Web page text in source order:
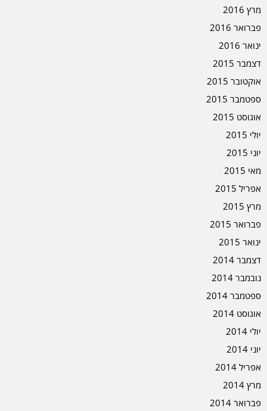
מרץ 2016
פברואר 2016
ינואר 2016
דצמבר 2015
אוקטובר 2015
ספטמבר 2015
אוגוסט 2015
יולי 2015
יוני 2015
מאי 2015
אפריל 2015
מרץ 2015
פברואר 2015
ינואר 2015
דצמבר 2014
נובמבר 2014
ספטמבר 2014
אוגוסט 2014
יולי 2014
יוני 2014
אפריל 2014
מרץ 2014
פברואר 2014